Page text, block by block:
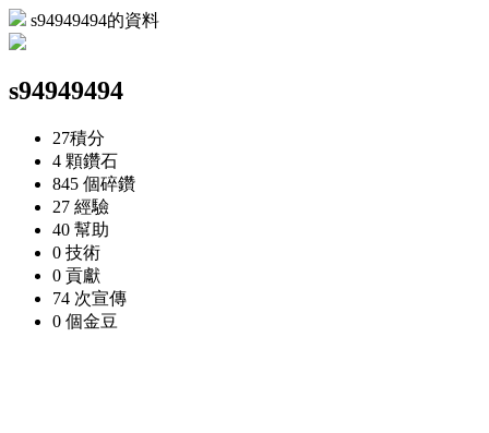
s94949494的資料
s94949494
27積分
4 顆鑽石
845 個碎鑽
27 經驗
40 幫助
0 技術
0 貢獻
74 次宣傳
0 個金豆